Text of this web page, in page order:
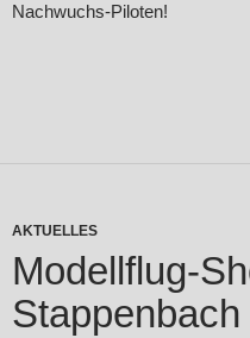
Nachwuchs-Piloten!
AKTUELLES
Modellflug-
Stappenbach